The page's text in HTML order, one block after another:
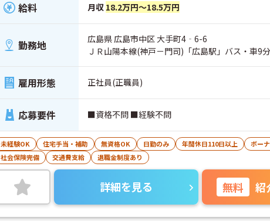
給料 月収 18.2万円～18.5万円
勤務地
広島県 広島市中区 大手町4‐6-6
ＪＲ山陽本線(神戸－門司)「広島駅」バス・車9分
雇用形態 正社員(正職員)
応募要件 ■資格不問 ■経験不問
未経験OK 住宅手当・補助 無資格OK 日勤のみ 年間休日110日以上
ボー
社会保険完備
交通費支給 退職金制度あり
詳細を見る 無料 紹